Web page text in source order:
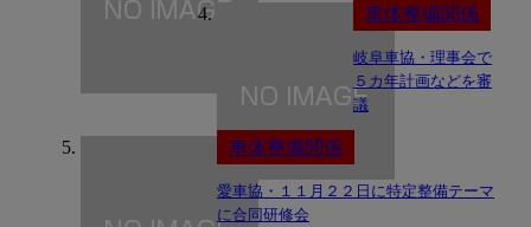
車体整備関係
岐阜車協・理事会で
５カ年計画などを審
議
車体整備関係
愛車協・１１月２２日に特定整備テーマ
に合同研修会